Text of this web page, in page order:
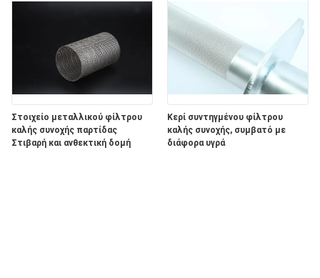
Στοιχείο μεταλλικού φίλτρου
καλής συνοχής παρτίδας
Στιβαρή και ανθεκτική δομή
Κερί συντηγμένου φίλτρου
καλής συνοχής, συμβατό με
διάφορα υγρά